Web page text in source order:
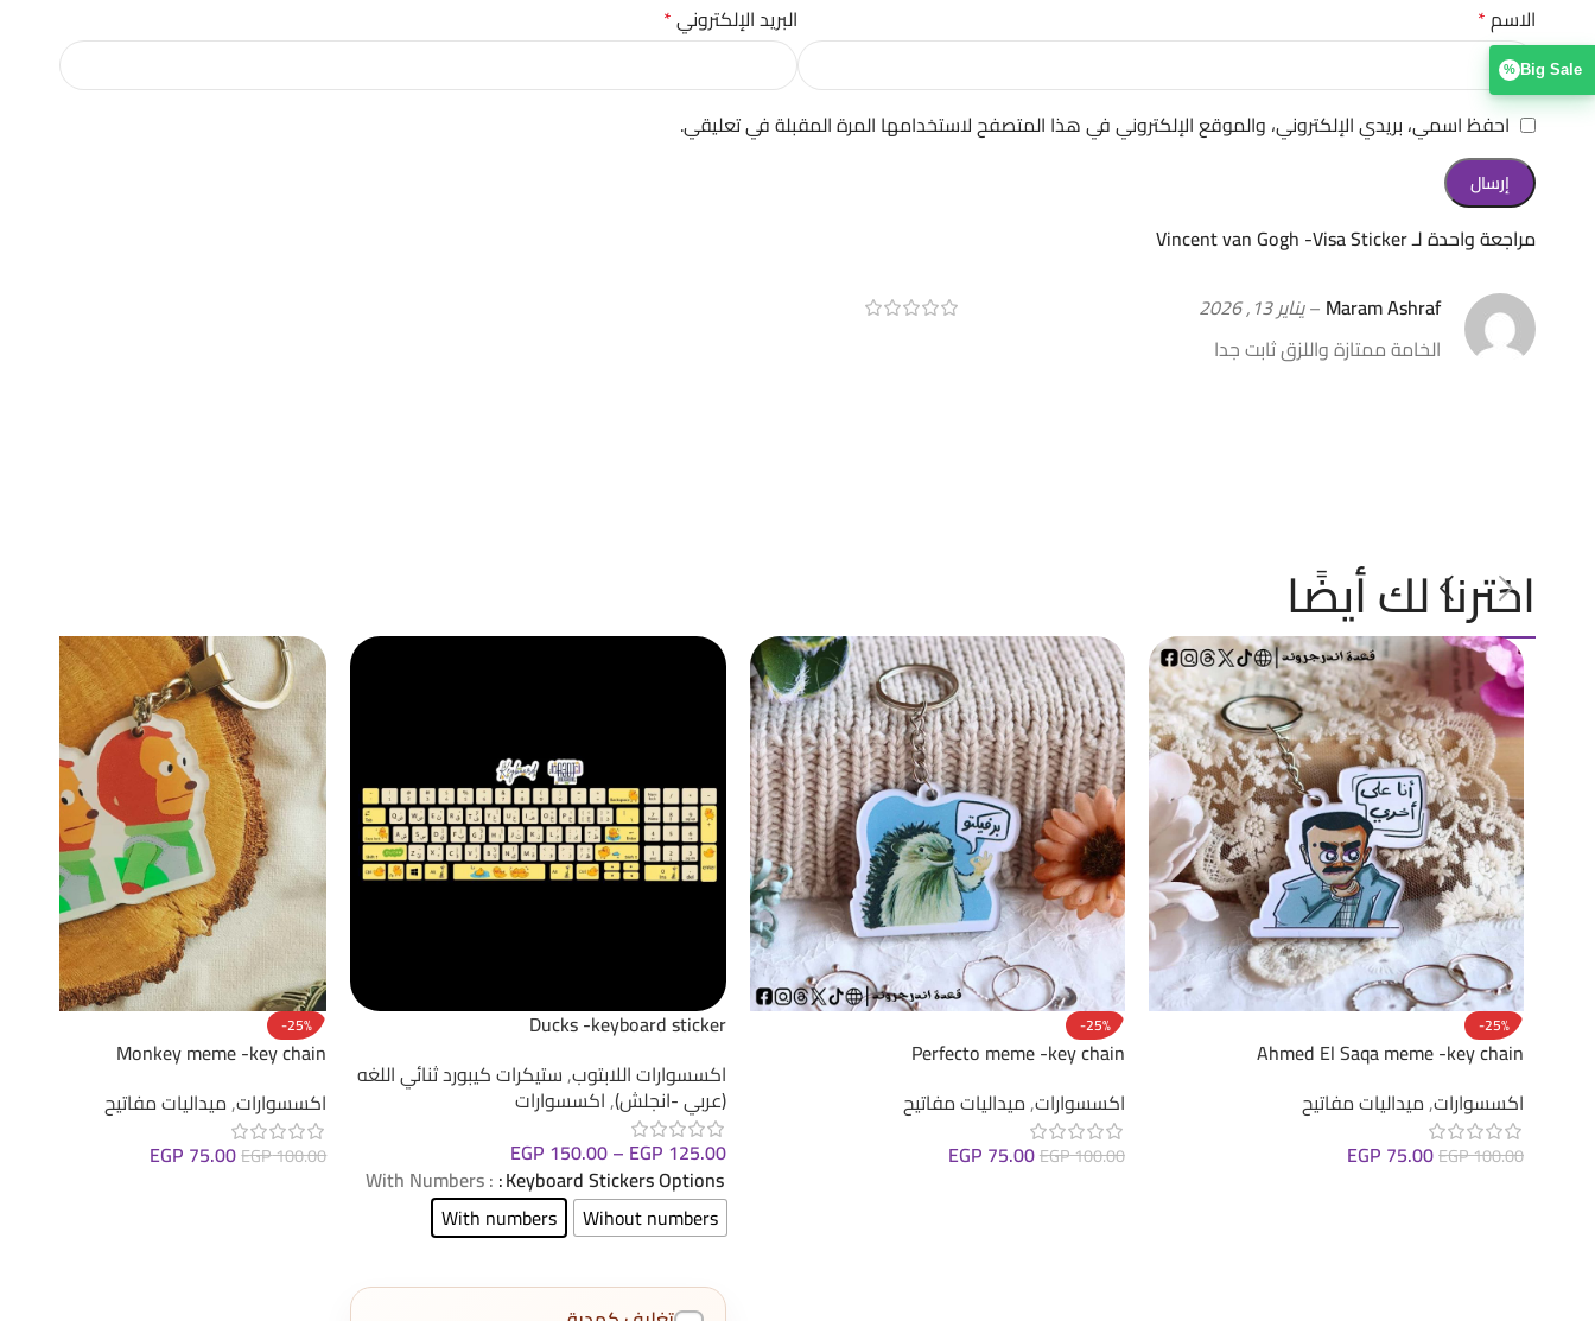
مراجعة واحدة لـVincent van Gogh -Visa Sticker
Maram Ashraf
–يناير 13, 2026
الخامة ممتازة واللزق ثابت جدا
الاسم* البريد الإلكتروني*
احفظ اسمي، بريدي الإلكتروني، والموقع الإلكتروني في هذا المتصفح لاستخدامها المرة المقبلة في تعليقي.
اخترنا لك أيضًا
-25%
Ahmed El Saqa meme -key chain
اكسسوارات,ميداليات مفاتيح
EGP100.00
EGP 75.00
-25%
Perfecto meme -key chain
اكسسوارات,ميداليات مفاتيح
EGP100.00
EGP 75.00
Ducks -keyboard sticker
اكسسوارات اللابتوب,ستيكرات كيبورد ثنائي اللغه
(عربي -انجلش),اكسسوارات
EGP 125.00
–
EGP 150.00
Keyboard Stickers Options
: With Numbers
Wihout numbers
With numbers
-25%
Monkey meme -key chain
اكسسوارات,ميداليات مفاتيح
EGP100.00
EGP 75.00
% Big Sale